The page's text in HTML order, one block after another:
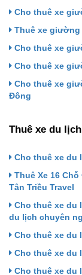
Cho thuê xe
Thuê xe giường
Cho thuê xe
Cho thuê xe
Cho thuê xe
Đông
Thuê xe du
Cho thuê xe du
Thuê Xe 16
Tân Triều Travel
Cho thuê xe du
du lịch chuyên
Cho thuê xe du
Cho thuê xe du
Cho thuê xe du